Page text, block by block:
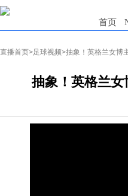
首页
直播首页>足球视频>抽象！英格兰女博
抽象！英格兰